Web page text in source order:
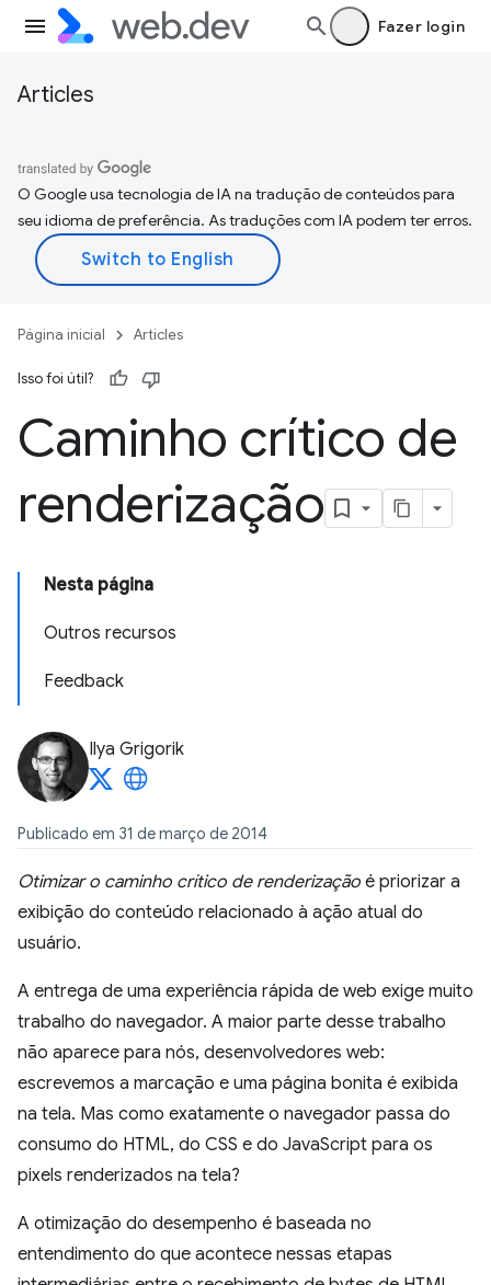
Fazer login
Articles
O Google usa tecnologia de IA na tradução de conteúdos para
seu idioma de preferência. As traduções com IA podem ter erros.
Página inicial Articles
Isso foi útil?
Caminho crítico de
renderização
Nesta página
Outros recursos
Feedback
Ilya Grigorik
Publicado em 31 de março de 2014
Otimizar o caminho crítico de renderização é priorizar a
exibição do conteúdo relacionado à ação atual do
usuário.
A entrega de uma experiência rápida de web exige muito
trabalho do navegador. A maior parte desse trabalho
não aparece para nós, desenvolvedores web:
escrevemos a marcação e uma página bonita é exibida
na tela. Mas como exatamente o navegador passa do
consumo do HTML, do CSS e do JavaScript para os
pixels renderizados na tela?
A otimização do desempenho é baseada no
entendimento do que acontece nessas etapas